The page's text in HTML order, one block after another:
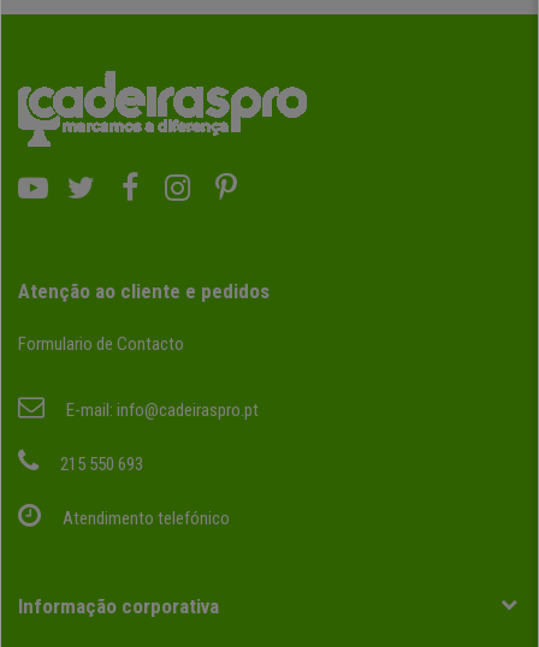
Atenção ao cliente e pedidos
Formulario de Contacto
E-mail: info@cadeiraspro.pt
215 550 693
Atendimento telefónico
Informação corporativa